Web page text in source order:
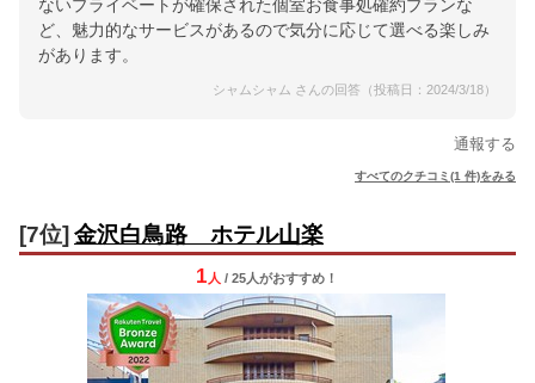
ないプライベートが確保された個室お食事処確約プランな
ど、魅力的なサービスがあるので気分に応じて選べる楽しみ
があります。
シャムシャム さんの回答（投稿日：2024/3/18）
通報する
すべてのクチコミ(1 件)をみる
[7位] 金沢白鳥路 ホテル山楽
1 人 / 25人がおすすめ！